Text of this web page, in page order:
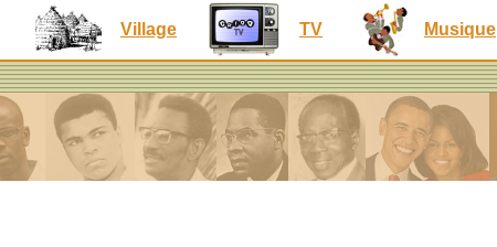
Village TV Musique